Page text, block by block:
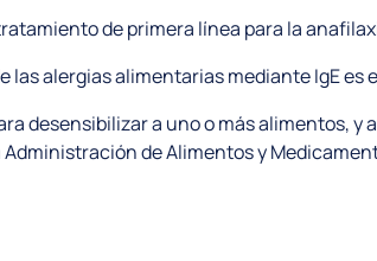
de primera línea para la
las alergias alimentarias mediante IgE
desensibilizar a uno o más alimentos,
de Alimentos y